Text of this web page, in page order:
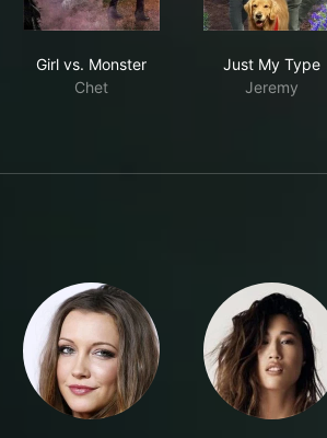
Girl vs. Monster
Chet
Just My Type
Jeremy